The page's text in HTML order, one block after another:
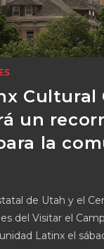
Cultural
un
la
de Utah y el
del Visitar el
Latinx el